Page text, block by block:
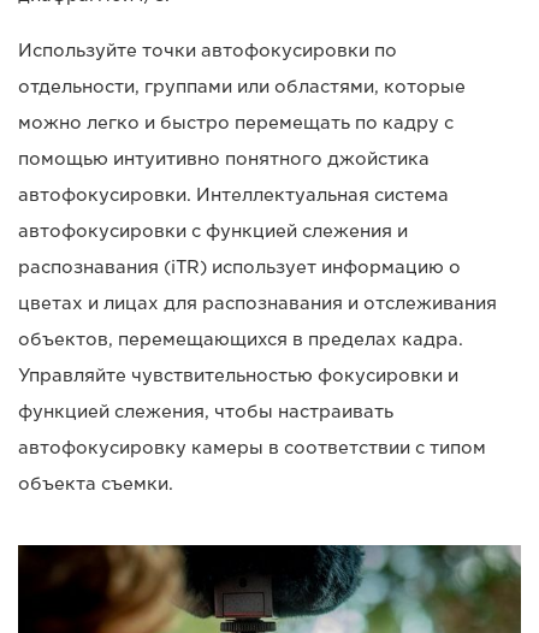
Используйте точки автофокусировки по
отдельности, группами или областями, которые
можно легко и быстро перемещать по кадру с
помощью интуитивно понятного джойстика
автофокусировки. Интеллектуальная система
автофокусировки с функцией слежения и
распознавания (iTR) использует информацию о
цветах и лицах для распознавания и отслеживания
объектов, перемещающихся в пределах кадра.
Управляйте чувствительностью фокусировки и
функцией слежения, чтобы настраивать
автофокусировку камеры в соответствии с типом
объекта съемки.